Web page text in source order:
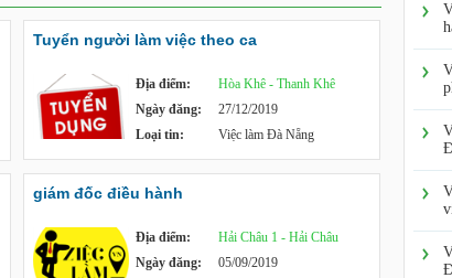
Tuyển người làm việc theo ca
Địa điểm:
Hòa Khê - Thanh Khê
Ngày đăng:
27/12/2019
Loại tin:
Việc làm Đà Nẵng
giám đốc điều hành
Địa điểm:
Hải Châu 1 - Hải Châu
Ngày đăng:
05/09/2019